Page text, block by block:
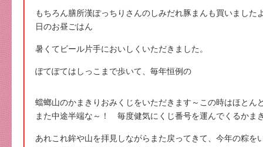
もちろん膳所漢ぽっちりさんのしみだれ豚まんも買いました
日のお昼ごはん
暑くてビール片手においしくいただきました。
ぽてぽてはしっこまで歩いて、毎年恒例の
蟷螂山のかまきりおみくじをいただきます～この時はほとん
また中途半端な～！ 毎度健気にくじ番号を運んでくるかま
あれこれ鉾や山を拝見しながらまた戻ってきて、今年の粽を